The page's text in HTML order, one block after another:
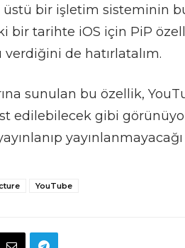
üstü bir işletim sisteminin
bir tarihte iOS için PiP
de hatırlatalım.
sunulan bu özellik,
edilebilecek gibi
YouTube